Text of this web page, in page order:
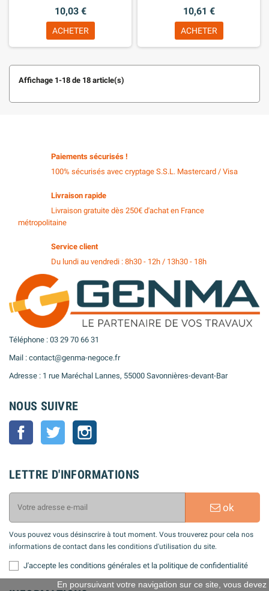
10,03 €
ACHETER
10,61 €
ACHETER
Affichage 1-18 de 18 article(s)
Paiements sécurisés !
100% sécurisés avec cryptage S.S.L. Mastercard / Visa
Livraison rapide
Livraison gratuite dès 250€ d'achat en France
métropolitaine
Service client
Du lundi au vendredi : 8h30 - 12h / 13h30 - 18h
Téléphone : 03 29 70 66 31
Mail : contact@genma-negoce.fr
Adresse : 1 rue Maréchal Lannes, 55000 Savonnières-devant-Bar
NOUS SUIVRE
Facebook Twitter
LETTRE D'INFORMATIONS
ok
Vous pouvez vous désinscrire à tout moment. Vous trouverez pour cela nos
informations de contact dans les conditions d'utilisation du site.
J'accepte les conditions générales et la politique de confidentialité
En poursuivant votre navigation sur ce site, vous devez